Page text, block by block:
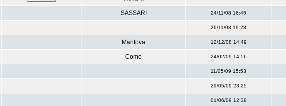
SASSARI 24/11/08 16:45
26/11/08 19:28
Mantova 12/12/08 14:49
Como 24/02/09 14:56
11/05/09 15:53
29/05/09 23:25
01/06/09 12:39